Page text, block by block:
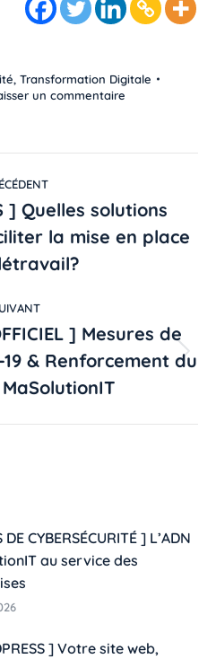
, Transformation Digitale
un commentaire
] Quelles solutions
la mise en place
] Mesures de
& Renforcement du
DE CYBERSÉCURITÉ ] L’ADN
au service des
] Votre site web,